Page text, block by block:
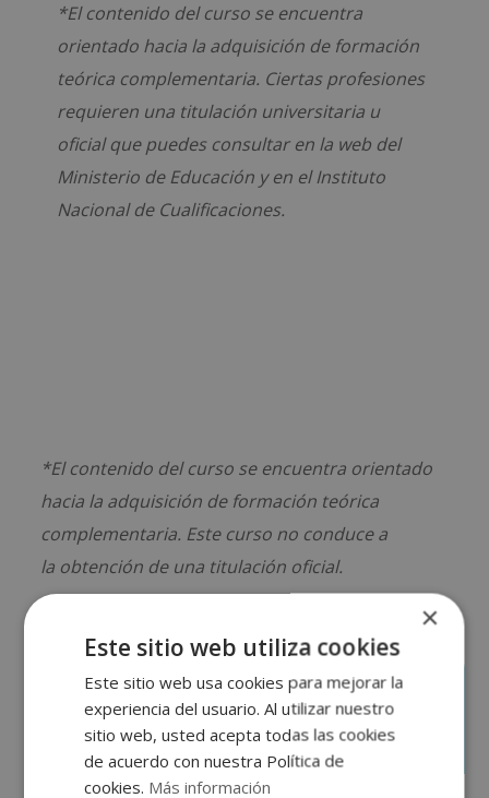
*El contenido del curso se encuentra
orientado hacia la adquisición de formación
teórica complementaria. Ciertas profesiones
requieren una titulación universitaria u
oficial que puedes consultar en la web del
Ministerio de Educación y en el Instituto
Nacional de Cualificaciones.
*El contenido del curso se encuentra orientado
hacia la adquisición de formación teórica
complementaria. Este curso no conduce a
la obtención de una titulación oficial.
Solicita información
×
Este sitio web utiliza cookies
Este sitio web usa cookies para mejorar la
experiencia del usuario. Al utilizar nuestro
sitio web, usted acepta todas las cookies
de acuerdo con nuestra Política de
cookies. Más información